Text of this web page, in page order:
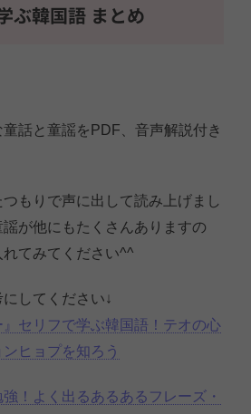
ぶ韓国語 まとめ
話と童謡をPDF、音声解説付き
もりで声に出して読み上げまし
が他にもたくさんありますの
てみてください^^
してください↓
』セリフで学ぶ韓国語！テオの心
ヒョプを知ろう
！よく出るあるあるフレーズ・